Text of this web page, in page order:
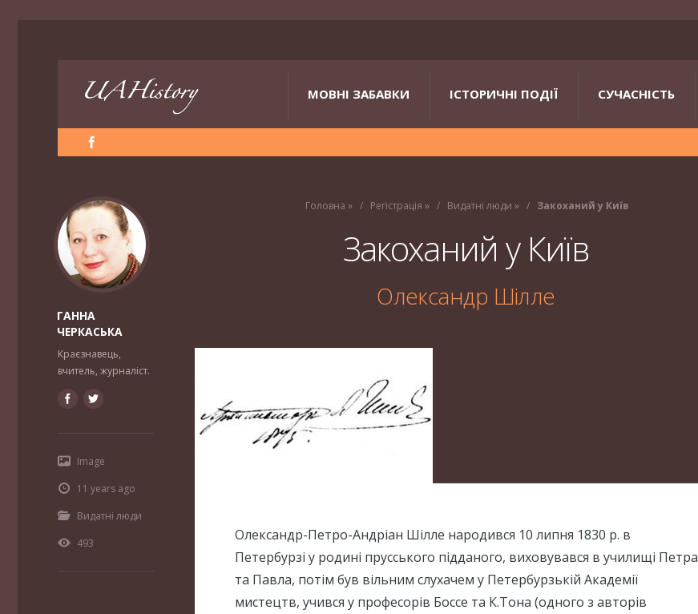
МОВНІ ЗАБАВКИ ІСТОРИЧНІ ПОДІЇ СУЧАСНІСТЬ
Головна » Регістрація » Видатні люди » Закоханий у Київ
Закоханий у Київ
Олександр Шілле
Олександр-Петро-Андріан Шілле народився 10 липня 1830 р. в
Петербурзі у родині прусського підданого, виховувався в училищі Петра
та Павла, потім був вільним слухачем у Петербурзькій Академії
мистецтв, учився у професорів Боссе та К.Тона (одного з авторів
ГАННА
ЧЕРКАСЬКА
Краєзнавець,
вчитель, журналіст.
Image
11 years ago
Видатні люди
493